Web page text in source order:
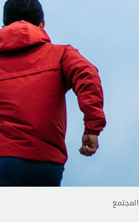
المجتمع